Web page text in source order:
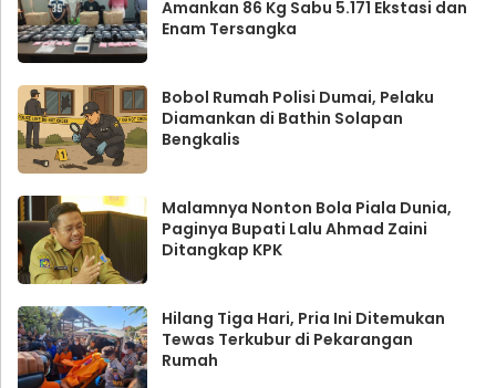
Amankan 86 Kg Sabu 5.171 Ekstasi dan
Enam Tersangka
Bobol Rumah Polisi Dumai, Pelaku
Diamankan di Bathin Solapan
Bengkalis
Malamnya Nonton Bola Piala Dunia,
Paginya Bupati Lalu Ahmad Zaini
Ditangkap KPK
Hilang Tiga Hari, Pria Ini Ditemukan
Tewas Terkubur di Pekarangan
Rumah